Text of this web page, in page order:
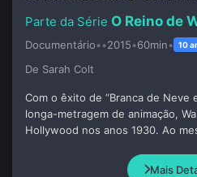
O Reino de
Documentário••2015•60min• 10
De Sarah Colt
Com o êxito de “Branca de Neve
longa-metragem de animação,
Hollywood nos anos 1930. Ao
disparam conflitos e disputas
Mais